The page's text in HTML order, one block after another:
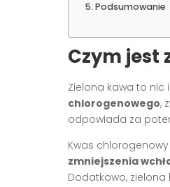
Podsumowanie
Czym jest
Zielona kawa to nic
chlorogenowego,
odpowiada za
Kwas
zmniejszenia
Dodatkowo,